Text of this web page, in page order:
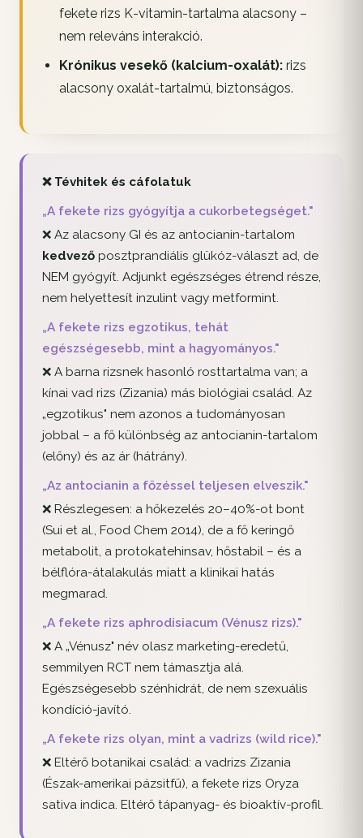
fekete rizs K-vitamin-tartalma alacsony –
nem releváns interakció.
Krónikus vesekő (kalcium-oxalát):rizs
alacsony oxalát-tartalmú, biztonságos.
❌ Tévhitek és cáfolatuk
„A fekete rizs gyógyítja a cukorbetegséget."
❌ Az alacsony GI és az antocianin-tartalom
kedvező posztprandiális glükóz-választ ad, de
NEM gyógyít. Adjunkt egészséges étrend része,
nem helyettesít inzulint vagy metformint.
„A fekete rizs egzotikus, tehát
egészségesebb, mint a hagyományos."
❌ A barna rizsnek hasonló rosttartalma van; a
kínai vad rizs (Zizania) más biológiai család. Az
„egzotikus" nem azonos a tudományosan
jobbal – a fő különbség az antocianin-tartalom
(előny) és az ár (hátrány).
„Az antocianin a főzéssel teljesen elveszik."
❌ Részlegesen: a hőkezelés 20–40%-ot bont
(Sui et al., Food Chem 2014), de a fő keringő
metabolit, a protokatehinsav, hőstabil – és a
bélflóra-átalakulás miatt a klinikai hatás
megmarad.
„A fekete rizs aphrodisiacum (Vénusz rizs)."
❌ A „Vénusz" név olasz marketing-eredetű,
semmilyen RCT nem támasztja alá.
Egészségesebb szénhidrát, de nem szexuális
kondíció-javító.
„A fekete rizs olyan, mint a vadrizs (wild rice)."
❌ Eltérő botanikai család: a vadrizs Zizania
(Észak-amerikai pázsitfű), a fekete rizs Oryza
sativa indica. Eltérő tápanyag- és bioaktív-profil.